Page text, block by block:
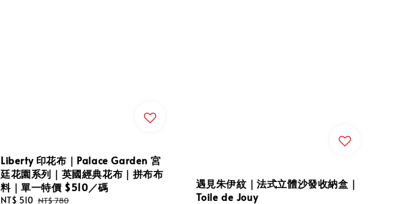
Liberty 印花布｜Palace Garden 宮
廷花園系列｜英國經典花布｜拼布布
料｜單一特價 $510／碼
Sale
NT$ 510 Regular
NT$ 780
遇見朱伊紋｜法式立體沙發收納盒｜
Toile de Jouy